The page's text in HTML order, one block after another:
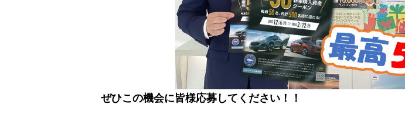
ぜひこの機会に皆様応募してくださ い！！